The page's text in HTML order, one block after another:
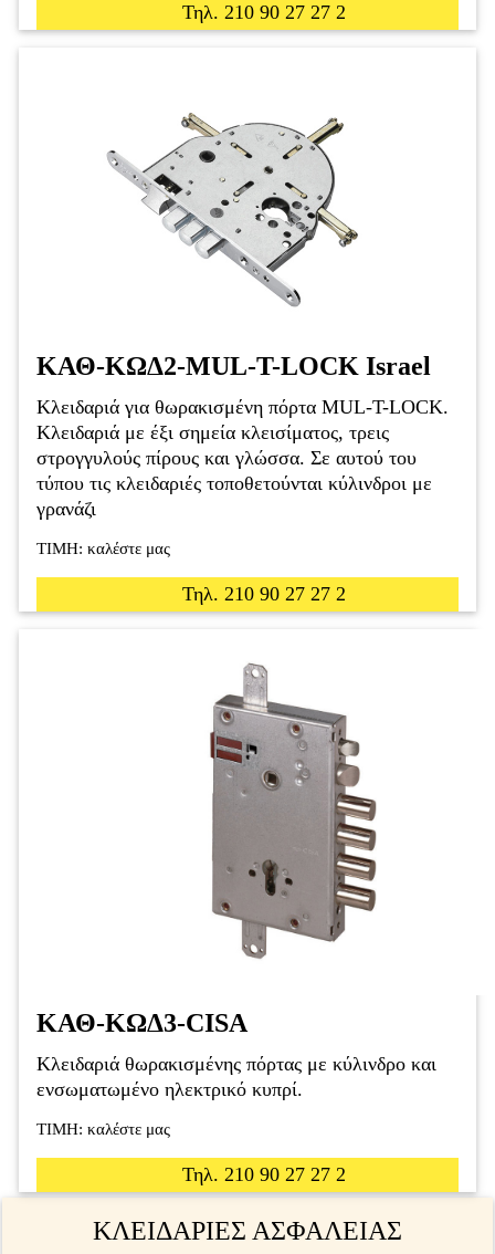
Τηλ. 210 90 27 27 2
ΚΑΘ-ΚΩΔ2-ΜUL-T-LOCK Israel
Κλειδαριά για θωρακισμένη πόρτα MUL-T-LOCK.
Κλειδαριά με έξι σημεία κλεισίματος, τρεις
στρογγυλούς πίρους και γλώσσα. Σε αυτού του
τύπου τις κλειδαριές τοποθετούνται κύλινδροι με
γρανάζι
ΤΙΜΗ: καλέστε μας
Τηλ. 210 90 27 27 2
ΚΑΘ-ΚΩΔ3-CISA
Kλειδαριά θωρακισμένης πόρτας με κύλινδρο και
ενσωματωμένο ηλεκτρικό κυπρί.
ΤΙΜΗ: καλέστε μας
Τηλ. 210 90 27 27 2
ΚΛΕΙΔΑΡΙΕΣ ΑΣΦΑΛΕΙΑΣ